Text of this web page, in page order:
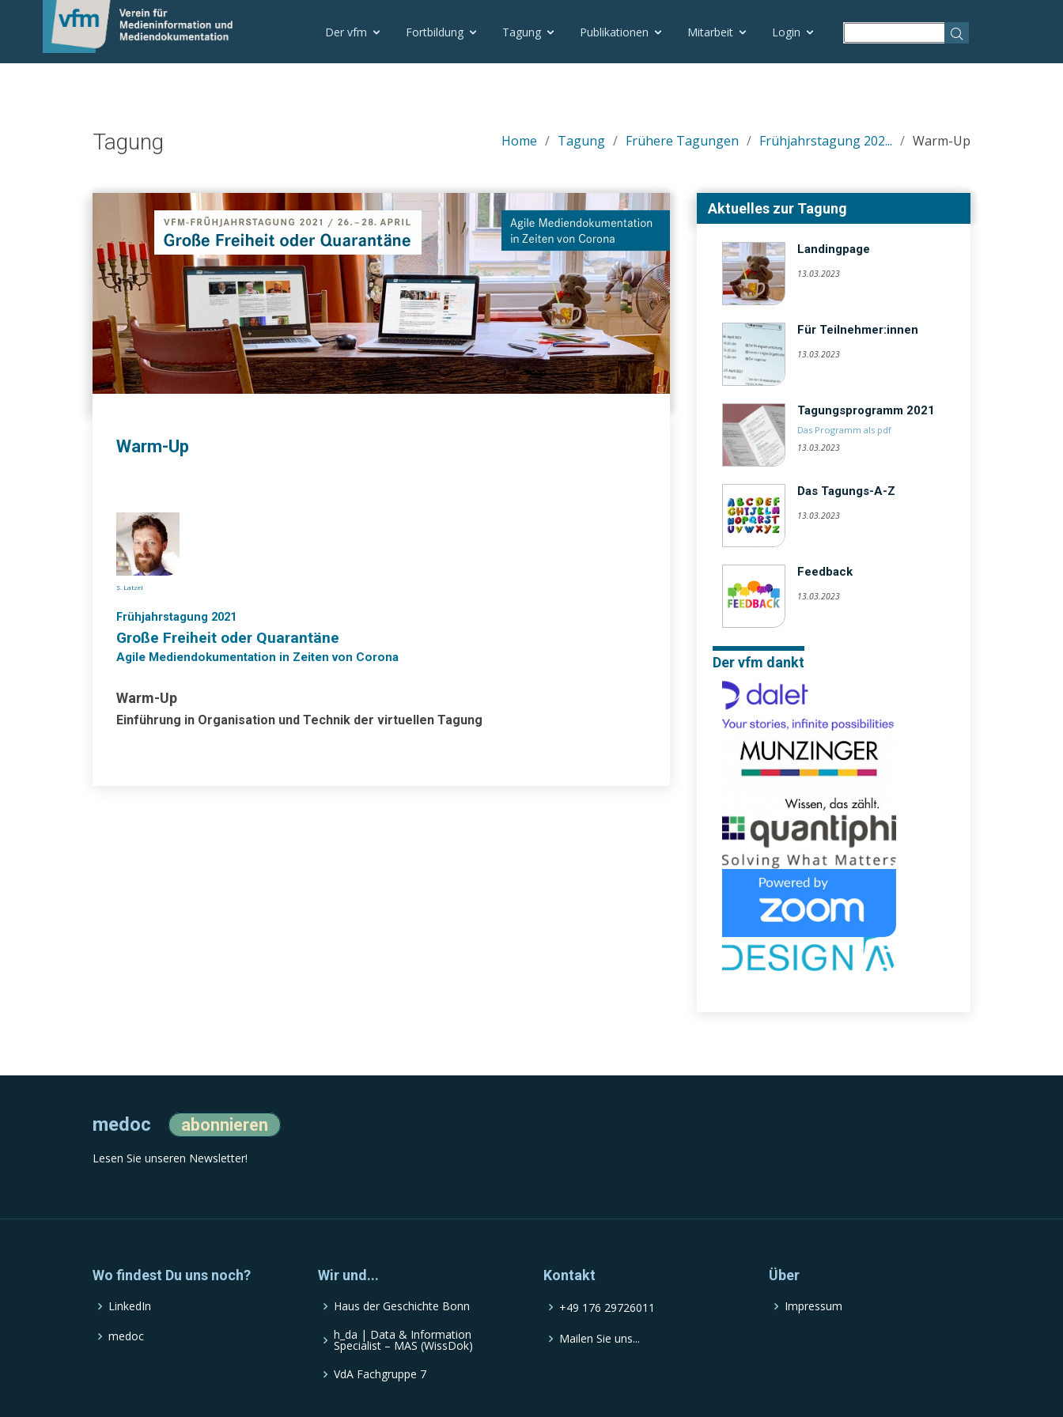
Der vfm Fortbildung Tagung Publikationen Mitarbeit Login
Tagung Home Tagung Frühere Tagungen Frühjahrstagung 202... Warm-Up
Warm-Up
S. Latzel
Frühjahrstagung 2021
Große Freiheit oder Quarantäne
Agile Mediendokumentation in Zeiten von Corona
Warm-Up
Einführung in Organisation und Technik der virtuellen Tagung
Aktuelles zur Tagung
Landingpage
13.03.2023
Für Teilnehmer:innen
13.03.2023
Tagungsprogramm 2021
Das Programm als pdf
13.03.2023
Das Tagungs-A-Z
13.03.2023
Feedback
13.03.2023
Der vfm dankt
medoc abonnieren
Lesen Sie unseren Newsletter!
Wo findest Du uns noch?
LinkedIn
medoc
Wir und...
Haus der Geschichte Bonn
h_da | Data & Information
Specialist – MAS (WissDok)
VdA Fachgruppe 7
Kontakt
+49 176 29726011
Mailen Sie uns...
Über
Impressum